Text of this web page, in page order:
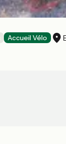
Accueil Vélo